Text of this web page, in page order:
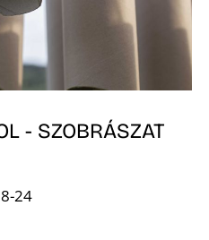
- SZOBRÁSZAT
24